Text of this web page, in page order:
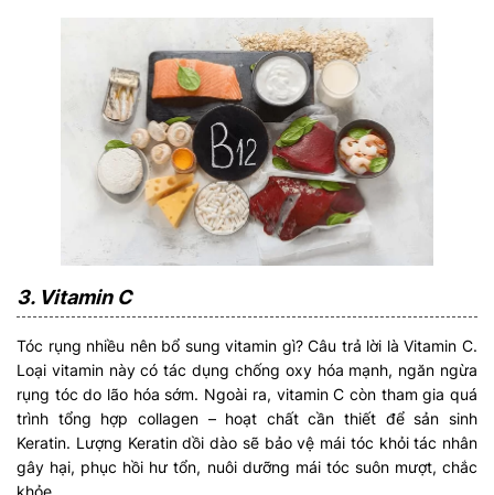
3. Vitamin C
Tóc rụng nhiều nên bổ sung vitamin gì? Câu trả lời là Vitamin C.
Loại vitamin này có tác dụng chống oxy hóa mạnh, ngăn ngừa
rụng tóc do lão hóa sớm. Ngoài ra, vitamin C còn tham gia quá
trình tổng hợp collagen – hoạt chất cần thiết để sản sinh
Keratin. Lượng Keratin dồi dào sẽ bảo vệ mái tóc khỏi tác nhân
gây hại, phục hồi hư tổn, nuôi dưỡng mái tóc suôn mượt, chắc